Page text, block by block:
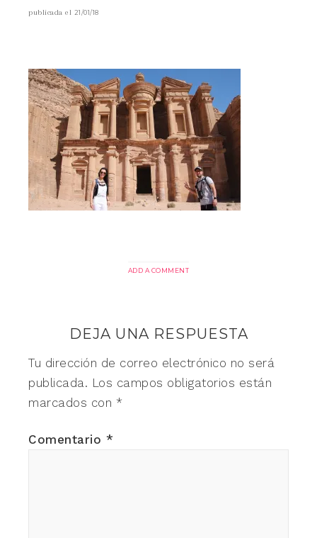
publicada el 21/01/18
ADD A COMMENT
DEJA UNA RESPUESTA
Tu dirección de correo electrónico no será
publicada. Los campos obligatorios están
marcados con *
Comentario *